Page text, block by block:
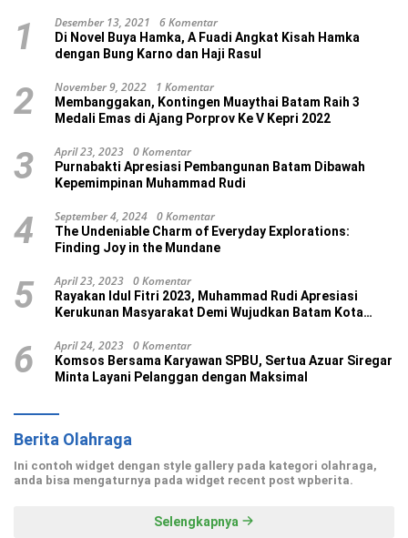
1 Desember 13, 2021 6 Komentar
Di Novel Buya Hamka, A Fuadi Angkat Kisah Hamka
dengan Bung Karno dan Haji Rasul
2 November 9, 2022 1 Komentar
Membanggakan, Kontingen Muaythai Batam Raih 3
Medali Emas di Ajang Porprov Ke V Kepri 2022
3 April 23, 2023 0 Komentar
Purnabakti Apresiasi Pembangunan Batam Dibawah
Kepemimpinan Muhammad Rudi
4 September 4, 2024 0 Komentar
The Undeniable Charm of Everyday Explorations:
Finding Joy in the Mundane
5 April 23, 2023 0 Komentar
Rayakan Idul Fitri 2023, Muhammad Rudi Apresiasi
Kerukunan Masyarakat Demi Wujudkan Batam Kota
6 April 24, 2023 0 Komentar
Komsos Bersama Karyawan SPBU, Sertua Azuar Siregar
Minta Layani Pelanggan dengan Maksimal
Berita Olahraga
Ini contoh widget dengan style gallery pada kategori olahraga,
anda bisa mengaturnya pada widget recent post wpberita.
Selengkapnya